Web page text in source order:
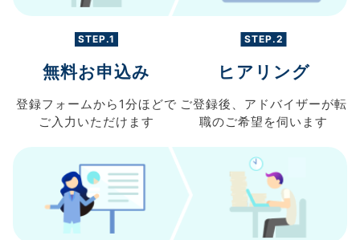
STEP.1
無料お申込み
登録フォームから 1分ほどで
ご入力 いただけます
STEP.2
ヒアリング
ご登録後、 アドバイザーが転
職のご希望を伺います